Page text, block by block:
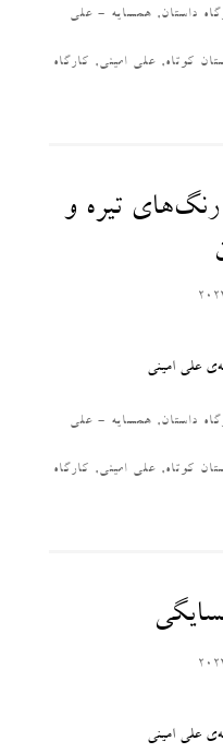
داستان, همسایه - علی
کوتاه, علی امینی, کارگاه
رنگ‌های تیره و
علی امینی
داستان, همسایه - علی
کوتاه, علی امینی, کارگاه
علی امینی